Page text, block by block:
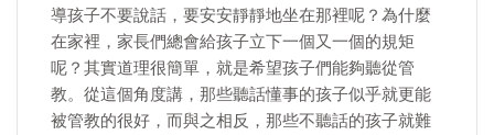
導孩子不要說話，要安安靜靜地坐在那裡呢？為什麼
在家裡，家長們總會給孩子立下一個又一個的規矩
呢？其實道理很簡單，就是希望孩子們能夠聽從管
教。從這個角度講，那些聽話懂事的孩子似乎就更能
被管教的很好，而與之相反，那些不聽話的孩子就難